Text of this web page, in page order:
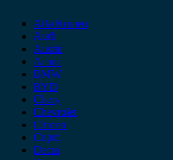
Alfa Romeo
Audi
Austin
Acura
BMW
BYD
Chery
Chevrolet
Citroen
Cupra
Dacia